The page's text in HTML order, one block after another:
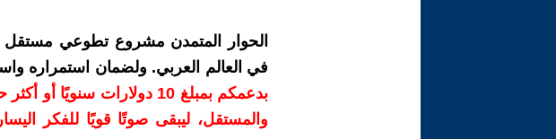
الحوار المتمدن مشروع تطوعي مستقل
في العالم العربي. ولضمان استمراره
بدعمكم بمبلغ 10 دولارات
والمستقل، ليبقى صوتًا قويًا للفكر